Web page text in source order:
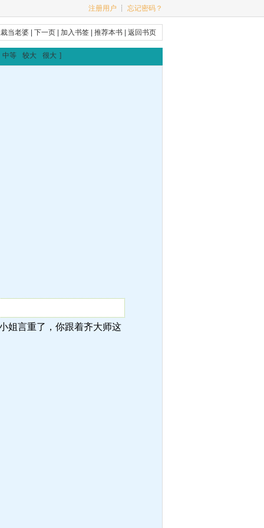
注册用户 ┊ 忘记密码？
当老婆 |下一页 |加入书签 |推荐本书 |返回书页
中等 较大 很大 ]
姐言重了，你跟着齐大师这